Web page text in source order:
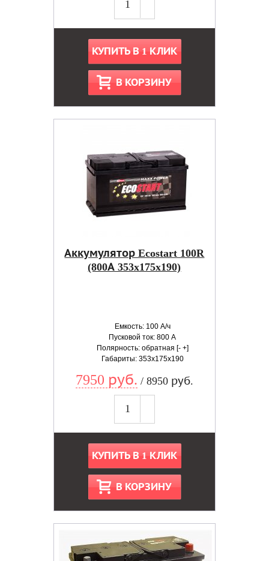
КУПИТЬ В 1 КЛИК
В КОРЗИНУ
Аккумулятор Ecostart 100R
(800А 353x175x190)
Емкость: 100 А/ч
Пусковой ток: 800 А
Полярность: обратная [- +]
Габариты: 353x175x190
7950 руб. / 8950 руб.
КУПИТЬ В 1 КЛИК
В КОРЗИНУ